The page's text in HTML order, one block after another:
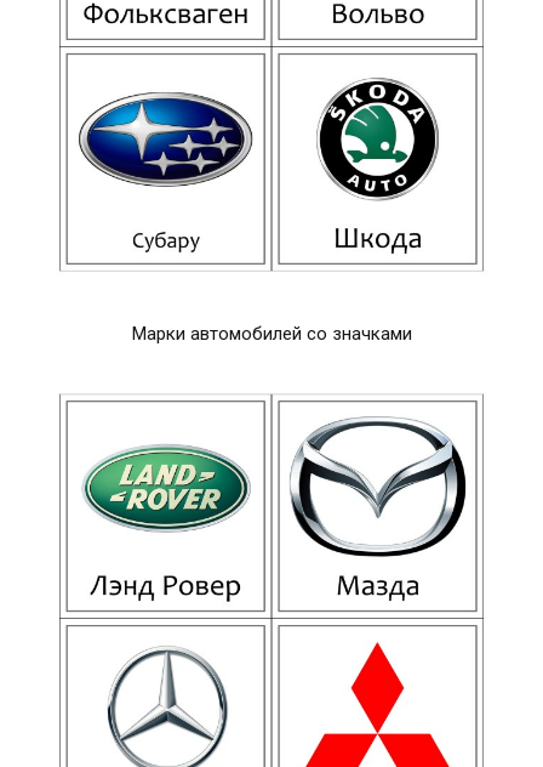
Марки автомобилей со значками